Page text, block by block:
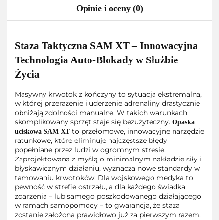
Opinie i oceny (0)
Staza Taktyczna SAM XT – Innowacyjna
Technologia Auto-Blokady w Służbie
Życia
Masywny krwotok z kończyny to sytuacja ekstremalna,
w której przerażenie i uderzenie adrenaliny drastycznie
obniżają zdolności manualne. W takich warunkach
skomplikowany sprzęt staje się bezużyteczny. Opaska
uciskowa SAM XTto przełomowe, innowacyjne narzędzie
ratunkowe, które eliminuje najczęstsze błędy
popełniane przez ludzi w ogromnym stresie.
Zaprojektowana z myślą o minimalnym nakładzie siły i
błyskawicznym działaniu, wyznacza nowe standardy w
tamowaniu krwotoków. Dla wojskowego medyka to
pewność w strefie ostrzału, a dla każdego świadka
zdarzenia – lub samego poszkodowanego działającego
w ramach samopomocy – to gwarancja, że staza
zostanie założona prawidłowo już za pierwszym razem.